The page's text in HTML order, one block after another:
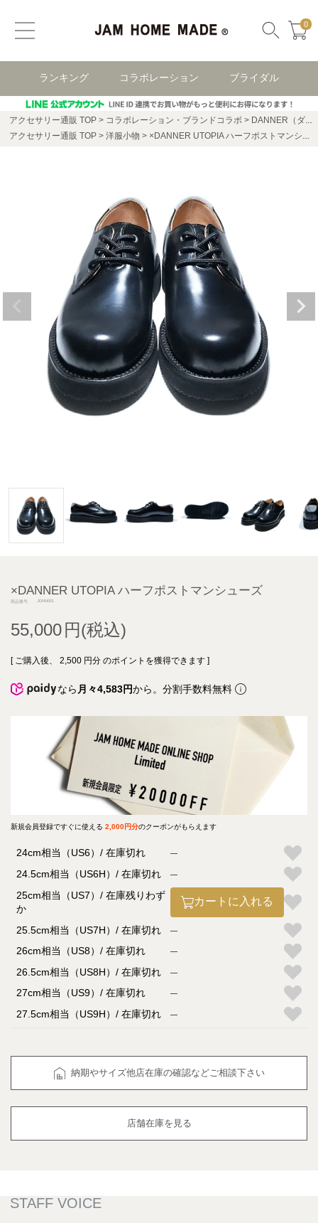
0
ランキング コラボレーション ブライダル
アクセサリー通販 TOP コラボレーション・ブランドコラボ
DANNER（ダナー）
アクセサリー通販 TOP
洋服小物 ×DANNER UTOPIA ハーフポストマンシューズ
×DANNER UTOPIA ハーフポストマンシューズ
商品番号 JDNN001
55,000
[ ご購入後、 2,500 円分 のポイントを獲得できます ]
なら 月々4,583円から。分割手数料無料
新規会員登録ですぐに使える 2,000円分のクーポンがもらえます
24cm相当（US6） 在庫切れ —
24.5cm相当（US6H） 在庫切れ —
25cm相当（US7）
在庫残りわず
か
カートに入れる
25.5cm相当（US7H） 在庫切れ —
26cm相当（US8） 在庫切れ —
26.5cm相当（US8H） 在庫切れ —
27cm相当（US9） 在庫切れ —
27.5cm相当（US9H） 在庫切れ —
納期やサイズ他店在庫の確認などご相談下さい
店舗在庫を見る